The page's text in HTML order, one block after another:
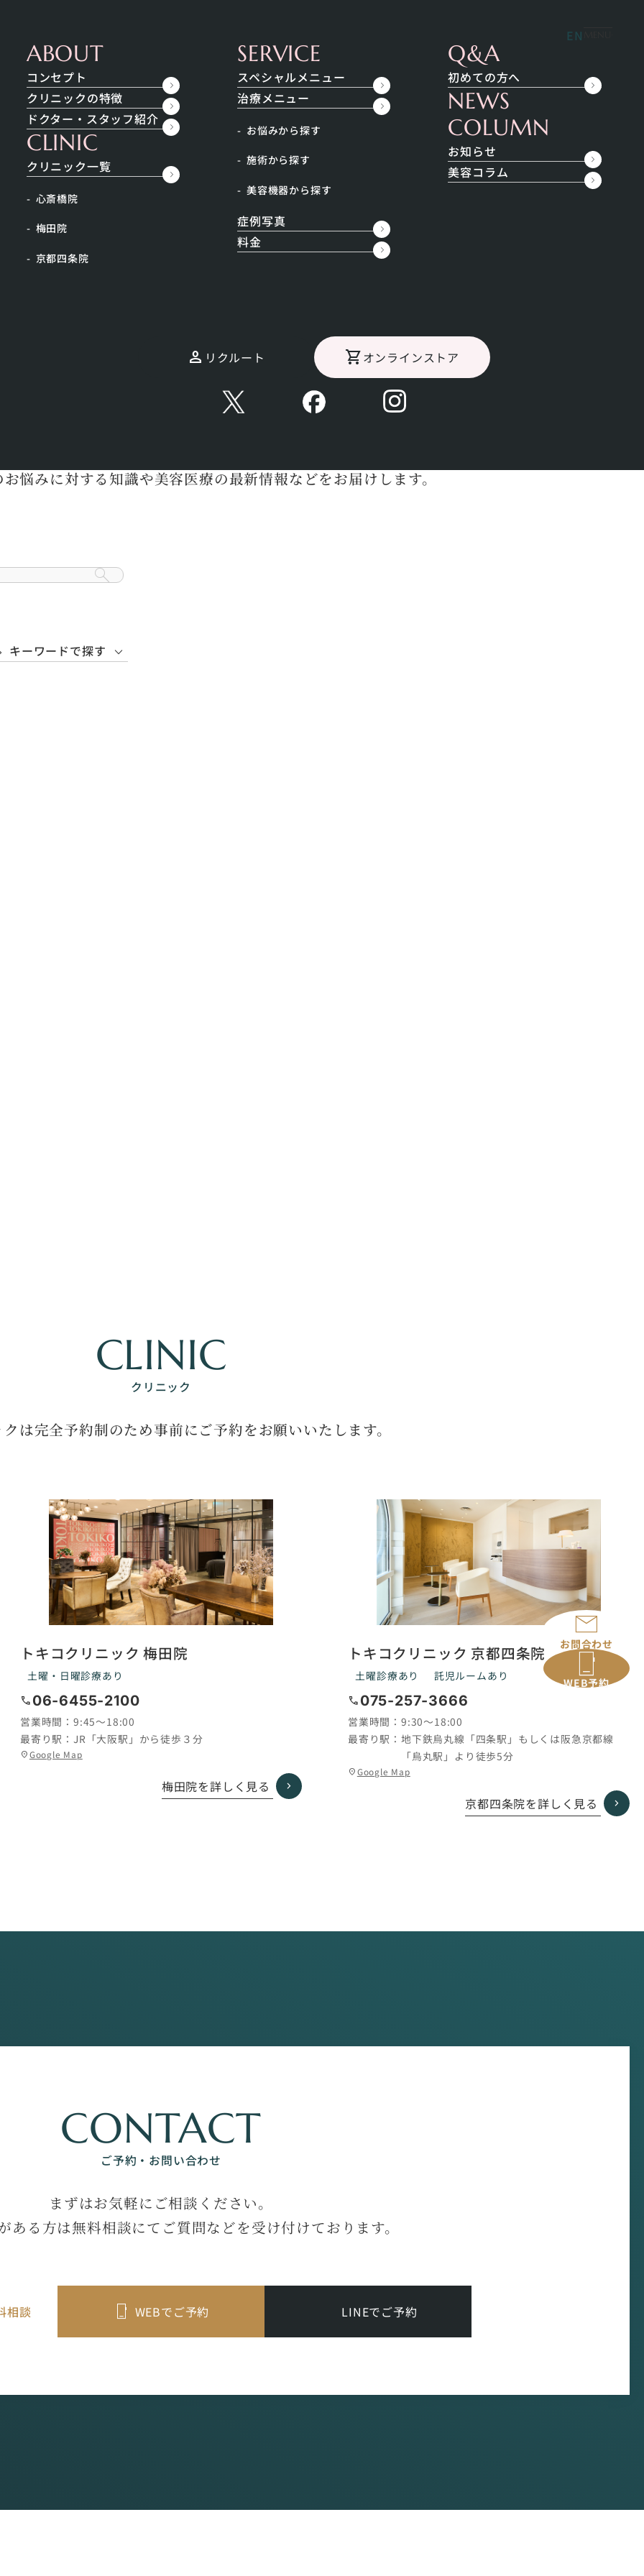
EN
ABOUT
コンセプト
クリニックの特徴
ドクター・スタッフ紹介
CLINIC
クリニック一覧
心斎橋院
梅田院
京都四条院
SERVICE
スペシャルメニュー
治療メニュー
お悩みから探す
施術から探す
美容機器から探す
症例写真
料金
Q&A
初めての方へ
NEWS
COLUMN
お知らせ
美容コラム
リクルート オンラインストア
search
閉じる
Beauty Column
美容コラム
悩みに対する知識や美容医療の最新情報などをお届けします。
キーワードで探す
CLINIC
クリニック
は完全予約制のため事前にご予約をお願いいたします。
トキコクリニック 梅田院
土曜・日曜診療あり
call 06-6455-2100
営業時間： 9:45〜18:00
最寄り駅： JR「大阪駅」から徒歩３分
location_on Google Map
グ
梅田院を詳しく見る
トキコクリニック 京都四条院
土曜診療あり
託児ルームあり
call 075-257-3666
営業時間： 9:30〜18:00
最寄り駅： 地下鉄烏丸線「四条駅」もしくは阪急京都線
「烏丸駅」より徒歩5分
location_on Google Map
グ
京都四条院を詳しく見る
CONTACT
ご予約・お問い合わせ
まずはお気軽にご相談ください。
ある方は無料相談にてご質問などを受け付けております。
相談 WEBでご予約 LINEでご予約
お問合わせ
WEB予約